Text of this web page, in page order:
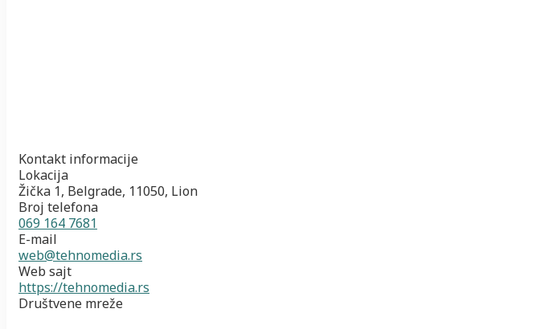
Kontakt informacije
Lokacija
Žička 1, Belgrade, 11050, Lion
Broj telefona
069 164 7681
E-mail
web@tehnomedia.rs
Web sajt
https://tehnomedia.rs
Društvene mreže